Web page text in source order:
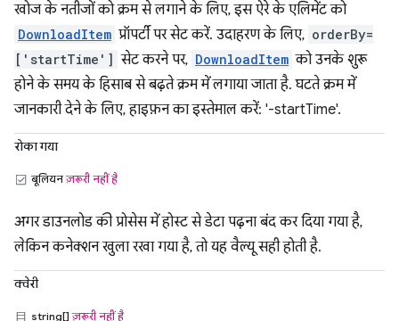
खोज के नतीजों को क्रम से लगाने के लिए, इस ऐरे के एलिमेंट को
DownloadItem प्रॉपर्टी पर सेट करें. उदाहरण के लिए, orderBy=
['startTime'] सेट करने पर, DownloadItem को उनके शुरू
होने के समय के हिसाब से बढ़ते क्रम में लगाया जाता है. घटते क्रम में
जानकारी देने के लिए, हाइफ़न का इस्तेमाल करें: '-startTime'.
रोका गया
बूलियनज़रूरी नहीं है
अगर डाउनलोड की प्रोसेस में होस्ट से डेटा पढ़ना बंद कर दिया गया है,
लेकिन कनेक्शन खुला रखा गया है, तो यह वैल्यू सही होती है.
क्वेरी
string[]ज़रूरी नहीं है